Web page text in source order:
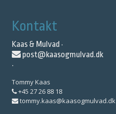
Kontakt
Kaas & Mulvad ·
post@kaasogmulvad.dk
·
Tommy Kaas
+45 27 26 88 18
tommy.kaas@kaasogmulvad.dk